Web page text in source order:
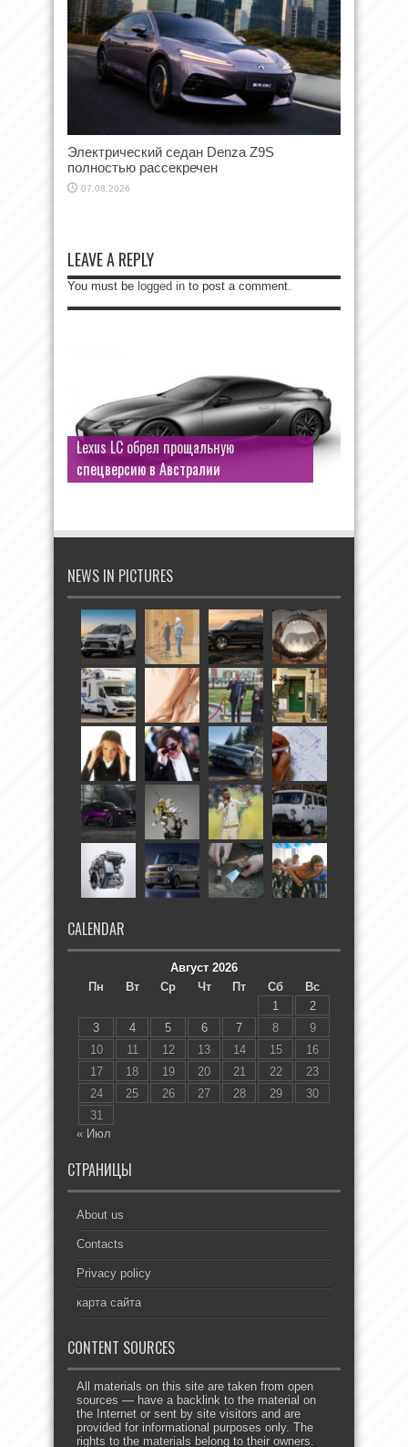
Электрический седан Denza Z9S
полностью рассекречен
07.08.2026
LEAVE A REPLY
You must be logged in to post a comment.
Lexus LC обрел прощальную
спецверсию в Австралии
NEWS IN PICTURES
CALENDAR
Август 2026
Пн
Вт Ср Чт Пт Сб
Вс
1
2
3
4 5 6 7 8
9
10
11 12 13 14 15
16
17
18 19 20 21 22
23
24
25 26 27 28 29
30
31
« Июл
СТРАНИЦЫ
About us
Contacts
Privacy policy
карта сайта
CONTENT SOURCES
All materials on this site are taken from open
sources — have a backlink to the material on
the Internet or sent by site visitors and are
provided for informational purposes only. The
rights to the materials belong to their owners.